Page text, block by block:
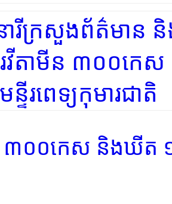
៣០០កេស និងឃីត